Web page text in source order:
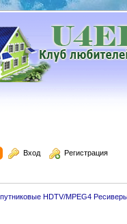
Вход Регистрация
HDTV/MPEG4